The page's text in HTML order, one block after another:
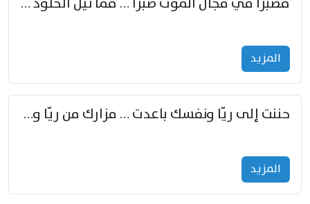
المزید
حننت إلى ريّا ونفسك باعدت … مزارك من ريّا وشعباكما معا
المزید